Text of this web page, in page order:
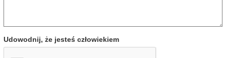
Udowodnij, że jesteś człowiekiem